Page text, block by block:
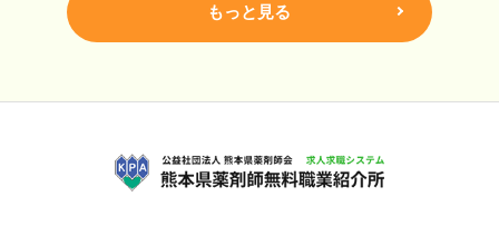
もっと見る